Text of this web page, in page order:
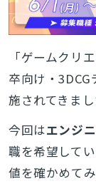
「ゲームクリ
卒向け・
施されてきまし
今回はエンジ
職を希望して
値を確かめて